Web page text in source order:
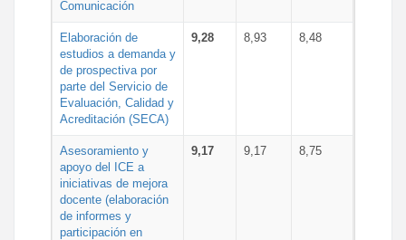
Comunicación
Elaboración de
estudios a demanda y
de prospectiva por
parte del Servicio de
Evaluación, Calidad y
Acreditación (SECA)
9,28 8,93 8,48
Asesoramiento y
apoyo del ICE a
iniciativas de mejora
docente (elaboración
de informes y
participación en
9,17 9,17 8,75